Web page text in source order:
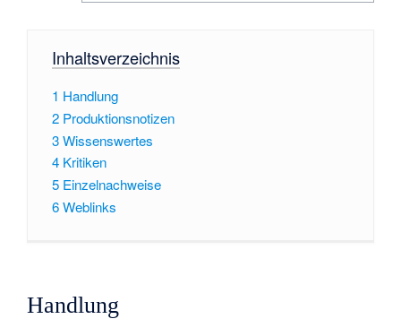
Inhaltsverzeichnis
1 Handlung
2 Produktionsnotizen
3Wissenswertes
4 Kritiken
5 Einzelnachweise
6Weblinks
Handlung